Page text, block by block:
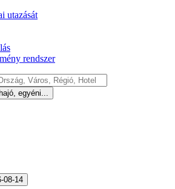
utazását
rendszer
egyéni...
08-14